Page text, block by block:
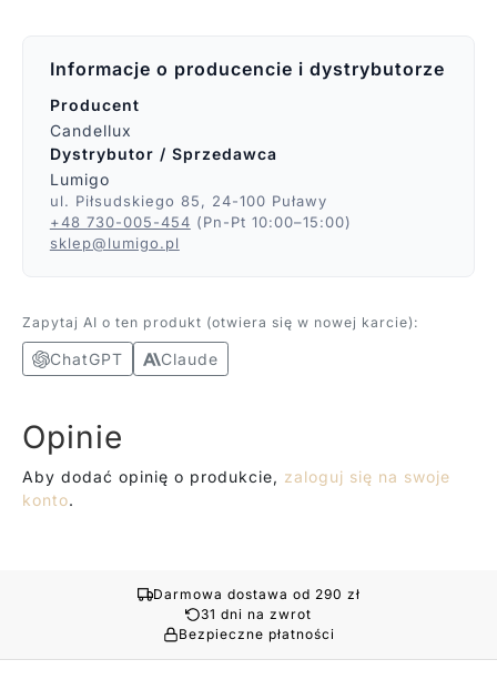
Informacje o producencie i dystrybutorze
Producent
Candellux
Dystrybutor / Sprzedawca
Lumigo
ul. Piłsudskiego 85, 24-100 Puławy
+48 730-005-454 (Pn-Pt 10:00–15:00)
sklep@lumigo.pl
Zapytaj AI o ten produkt (otwiera się w nowej karcie):
ChatGPT Claude
Opinie
Aby dodać opinię o produkcie, zaloguj się na swoje
konto.
Darmowa dostawa od 290 zł
31 dni na zwrot
Bezpieczne płatności